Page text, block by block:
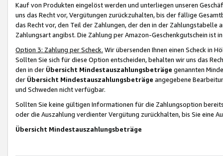
Kauf von Produkten eingelöst werden und unterliegen unseren
uns das Recht vor, Vergütungen zurückzuhalten, bis der fällige
das Recht vor, den Teil der Zahlungen, der den in der
Zahlungsart angibst. Die Zahlung per Amazon-Geschenkgutschein ist
Option 3: Zahlung per Scheck. Wir übersenden Ihnen einen Scheck in
Sollten Sie sich für diese Option entscheiden, behalten wir uns das
den in der Übersicht Mindestauszahlungsbeträge genannten
der Übersicht Mindestauszahlungsbeträge angegebene
und Schweden nicht verfügbar.
Sollten Sie keine gültigen Informationen für die Zahlungsoption
oder die Auszahlung verdienter Vergütung zurückhalten, bis Sie
Übersicht Mindestauszahlungsbeträge